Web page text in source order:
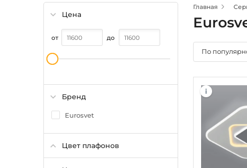
Цена
от до
Бренд
Eurosvet
Цвет плафонов
Главная
По